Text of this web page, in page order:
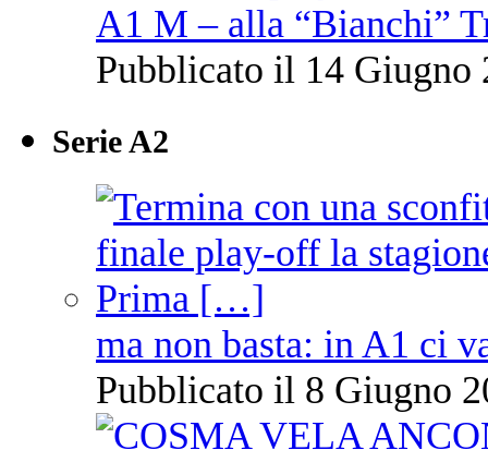
A1 M – alla “Bianchi”
Pubblicato il 14 Giugno
Serie A2
ma non basta: in A1 ci
Pubblicato il 8 Giugno